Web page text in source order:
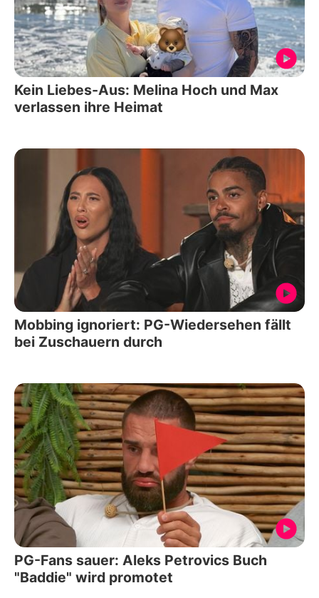
Kein Liebes-Aus: Melina Hoch und Max
verlassen ihre Heimat
Mobbing ignoriert: PG-Wiedersehen fällt
bei Zuschauern durch
PG-Fans sauer: Aleks Petrovics Buch
"Baddie" wird promotet